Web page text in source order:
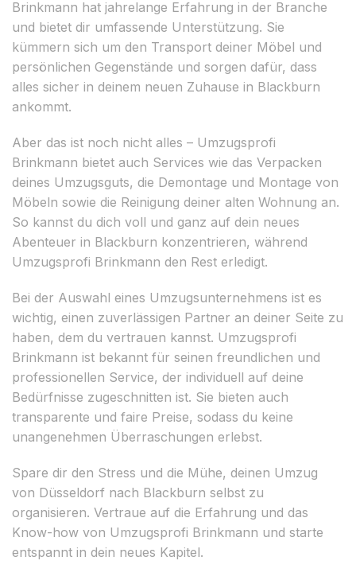
Brinkmann hat jahrelange Erfahrung in der Branche
und bietet dir umfassende Unterstützung. Sie
kümmern sich um den Transport deiner Möbel und
persönlichen Gegenstände und sorgen dafür, dass
alles sicher in deinem neuen Zuhause in Blackburn
ankommt.
Aber das ist noch nicht alles – Umzugsprofi
Brinkmann bietet auch Services wie das Verpacken
deines Umzugsguts, die Demontage und Montage von
Möbeln sowie die Reinigung deiner alten Wohnung an.
So kannst du dich voll und ganz auf dein neues
Abenteuer in Blackburn konzentrieren, während
Umzugsprofi Brinkmann den Rest erledigt.
Bei der Auswahl eines Umzugsunternehmens ist es
wichtig, einen zuverlässigen Partner an deiner Seite zu
haben, dem du vertrauen kannst. Umzugsprofi
Brinkmann ist bekannt für seinen freundlichen und
professionellen Service, der individuell auf deine
Bedürfnisse zugeschnitten ist. Sie bieten auch
transparente und faire Preise, sodass du keine
unangenehmen Überraschungen erlebst.
Spare dir den Stress und die Mühe, deinen Umzug
von Düsseldorf nach Blackburn selbst zu
organisieren. Vertraue auf die Erfahrung und das
Know-how von Umzugsprofi Brinkmann und starte
entspannt in dein neues Kapitel.